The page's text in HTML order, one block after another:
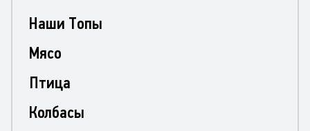
Наши Топы
Мясо
Птица
Колбасы